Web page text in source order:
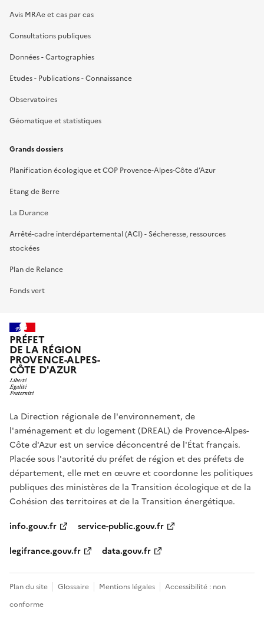
Avis MRAe et cas par cas
Consultations publiques
Données - Cartographies
Etudes - Publications - Connaissance
Observatoires
Géomatique et statistiques
Grands dossiers
Planification écologique et COP Provence-Alpes-Côte d’Azur
Etang de Berre
La Durance
Arrêté-cadre interdépartemental (ACI) - Sécheresse, ressources
stockées
Plan de Relance
Fonds vert
PRÉFET
DE LA RÉGION
PROVENCE-ALPES-
CÔTE D'AZUR
La Direction régionale de l'environnement, de
l'aménagement et du logement (DREAL) de Provence-Alpes-
Côte d'Azur est un service déconcentré de l'État français.
Placée sous l'autorité du préfet de région et des préfets de
département, elle met en œuvre et coordonne les politiques
publiques des ministères de la Transition écologique et de la
Cohésion des territoires et de la Transition énergétique.
info.gouv.fr
service-public.gouv.fr
legifrance.gouv.fr
data.gouv.fr
Plan du site Glossaire Mentions légales
Accessibilité : non
conforme